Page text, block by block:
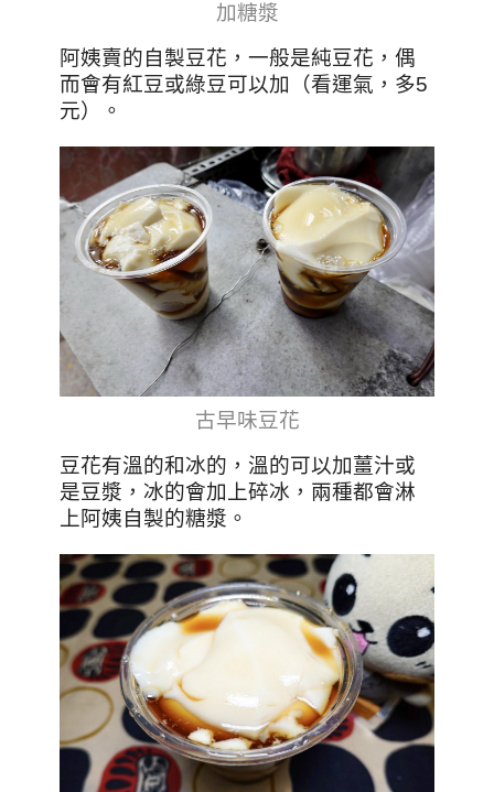
加糖漿
阿姨賣的自製豆花，一般是純豆花，偶
而會有紅豆或綠豆可以加（看運氣，多5
元）。
古早味豆花
豆花有溫的和冰的，溫的可以加薑汁或
是豆漿，冰的會加上碎冰，兩種都會淋
上阿姨自製的糖漿。